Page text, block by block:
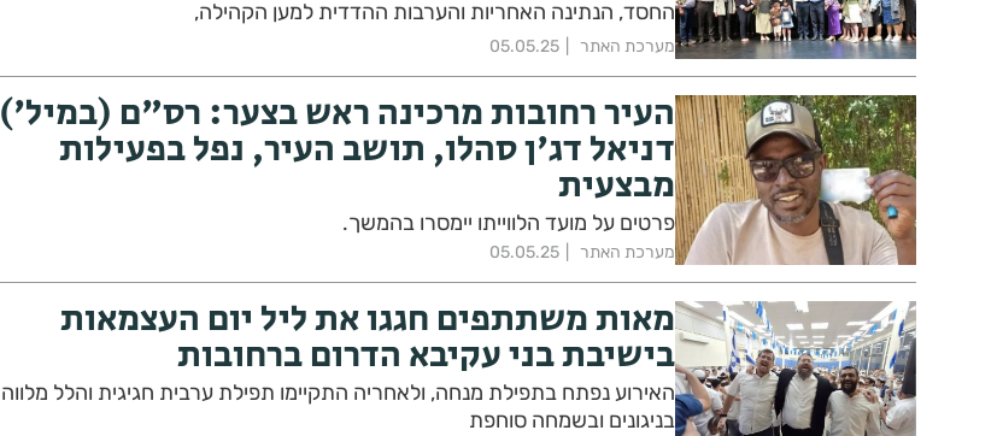
החסד, הנתינה האחריות והערבות ההדדית למען הקהילה,
מערכת האתר 05.05.25
העיר רחובות מרכינה ראש בצער: רס"ם (במיל')
דניאל דג'ן סהלו, תושב העיר, נפל בפעילות
מבצעית
פרטים על מועד הלווייתו יימסרו בהמשך.
מערכת האתר 05.05.25
מאות משתתפים חגגו את ליל יום העצמאות
בישיבת בני עקיבא הדרום ברחובות
האירוע נפתח בתפילת מנחה, ולאחריה התקיימו תפילת ערבית חגיגית והלל מלווה
בניגונים ובשמחה סוחפת